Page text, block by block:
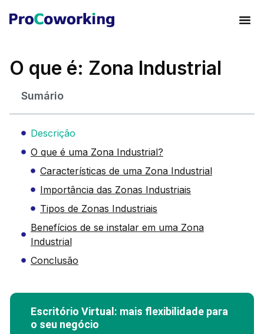
O que é: Zona Industrial
Sumário
Descrição
O que é uma Zona Industrial?
Características de uma Zona Industrial
Importância das Zonas Industriais
Tipos de Zonas Industriais
Benefícios de se instalar em uma Zona
Industrial
Conclusão
Escritório Virtual: mais flexibilidade para
o seu negócio